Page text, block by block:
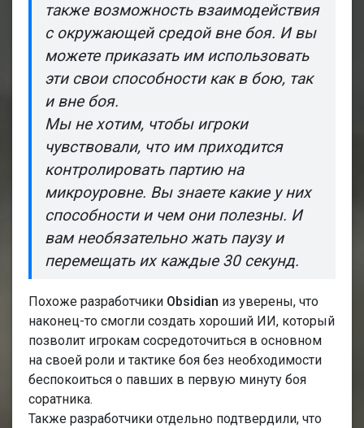
также возможность взаимодействия
с окружающей средой вне боя. И вы
можете приказать им использовать
эти свои способности как в бою, так
и вне боя.
Мы не хотим, чтобы игроки
чувствовали, что им приходится
контролировать партию на
микроуровне. Вы знаете какие у них
способности и чем они полезны. И
вам необязательно жать паузу и
перемещать их каждые 30 секунд.
Похоже разработчики Obsidian из уверены, что
наконец-то смогли создать хороший ИИ, который
позволит игрокам сосредоточиться в основном
на своей роли и тактике боя без необходимости
беспокоиться о павших в первую минуту боя
соратника.
Также разработчики отдельно подтвердили, что